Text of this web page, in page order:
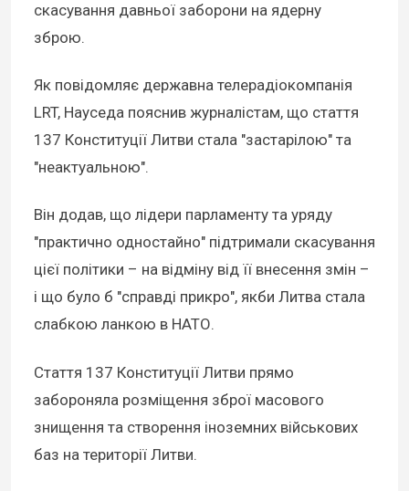
скасування давньої заборони на ядерну
зброю.
Як повідомляє державна телерадіокомпанія
LRT, Науседа пояснив журналістам, що стаття
137 Конституції Литви стала "застарілою" та
"неактуальною".
Він додав, що лідери парламенту та уряду
"практично одностайно" підтримали скасування
цієї політики – на відміну від її внесення змін –
і що було б "справді прикро", якби Литва стала
слабкою ланкою в НАТО.
Стаття 137 Конституції Литви прямо
забороняла розміщення зброї масового
знищення та створення іноземних військових
баз на території Литви.